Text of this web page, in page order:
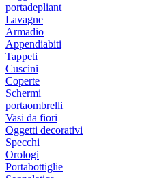
portadepliant
Lavagne
Armadio
Appendiabiti
Tappeti
Cuscini
Coperte
Schermi
portaombrelli
Vasi da fiori
Oggetti decorativi
Specchi
Orologi
Portabottiglie